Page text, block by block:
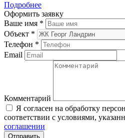
Подробнее
Оформить заявку
Ваше имя *
Объект *
Телефон *
Email
Комментарий
Я согласен на обработку
соответствии с условиями,
соглашении